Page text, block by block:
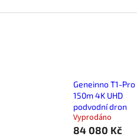
Geneinno T1-Pro
150m 4K UHD
podvodní dron
Vyprodáno
84 080 Kč